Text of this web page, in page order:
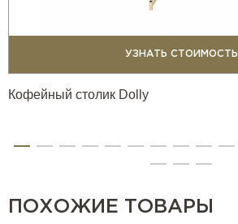
УЗНАТЬ СТОИМОСТЬ
Кофейный столик Dolly
ПОХОЖИЕ ТОВАРЫ